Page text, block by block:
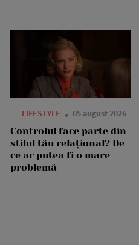
— LIFESTYLE 05 august 2026
Controlul face parte din
stilul tău relațional? De
ce ar putea fi o mare
problemă